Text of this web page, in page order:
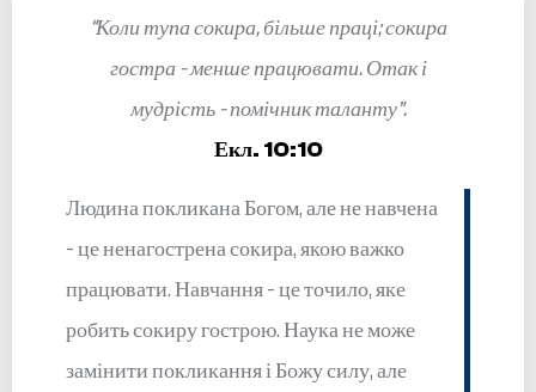
“Коли тупа сокира, більше праці; сокира
гостра - менше працювати. Отак і
мудрість - помічник таланту”.
Екл. 10:10
Людина покликана Богом, але не навчена
- це ненагострена сокира, якою важко
працювати. Навчання - це точило, яке
робить сокиру гострою. Наука не може
замінити покликання і Божу силу, але